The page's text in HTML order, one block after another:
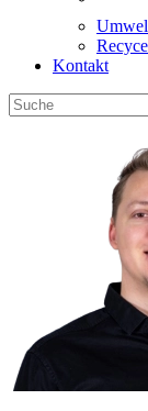
Kontakt